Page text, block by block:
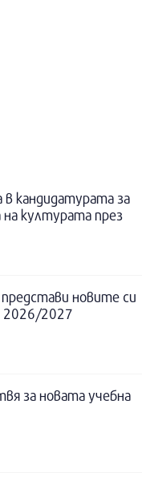
в кандидатурата за
на културата през
новите си
2026/2027
за новата учебна